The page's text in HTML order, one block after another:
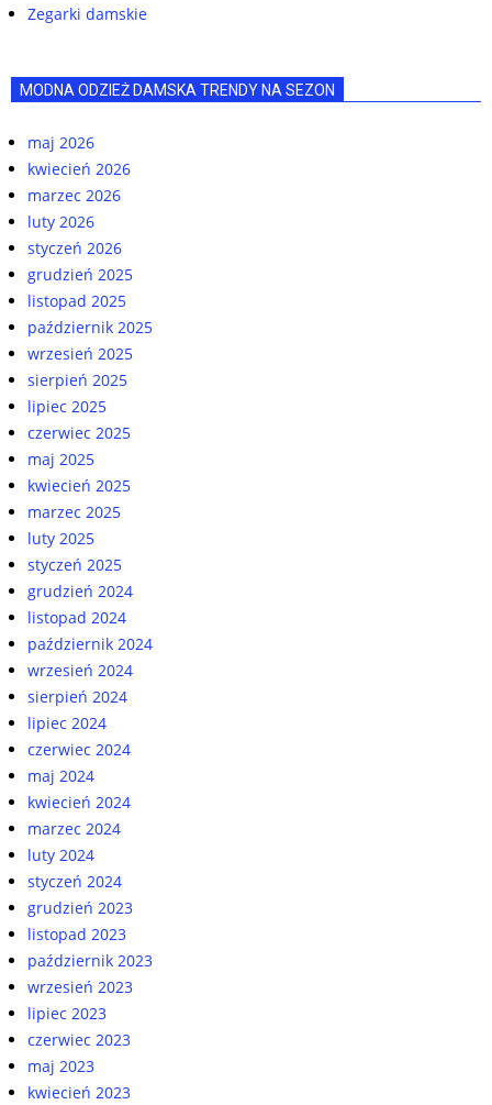
Zegarki damskie
MODNA ODZIEŻ DAMSKA TRENDY NA SEZON
maj 2026
kwiecień 2026
marzec 2026
luty 2026
styczeń 2026
grudzień 2025
listopad 2025
październik 2025
wrzesień 2025
sierpień 2025
lipiec 2025
czerwiec 2025
maj 2025
kwiecień 2025
marzec 2025
luty 2025
styczeń 2025
grudzień 2024
listopad 2024
październik 2024
wrzesień 2024
sierpień 2024
lipiec 2024
czerwiec 2024
maj 2024
kwiecień 2024
marzec 2024
luty 2024
styczeń 2024
grudzień 2023
listopad 2023
październik 2023
wrzesień 2023
lipiec 2023
czerwiec 2023
maj 2023
kwiecień 2023